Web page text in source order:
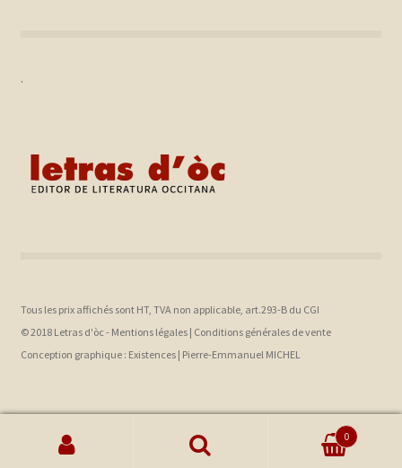
.
Tous les prix affichés sont HT, TVA non applicable, art.293-B du CGI
© 2018 Letras d'òc - Mentions légales| Conditions générales de vente
Conception graphique : Existences | Pierre-Emmanuel MICHEL
Recherche pour :
0